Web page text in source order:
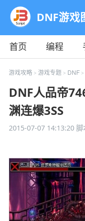
DNF游戏
首页 编程
教程
平面
游戏攻略> 游戏专题 > DNF>
DNF人品帝
渊连爆3SS
2015-07-07 14:13:20脚